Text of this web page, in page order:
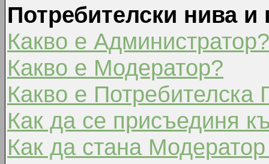
Потребителски нива и
Какво е Администратор?
Какво е Модератор?
Какво е Потребителска
Как да се присъединя
Как да стана